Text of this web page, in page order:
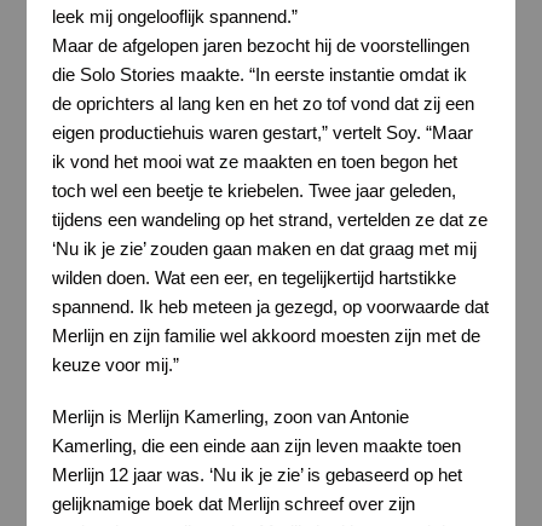
leek mij ongelooflijk spannend.”
Maar de afgelopen jaren bezocht hij de voorstellingen
die Solo Stories maakte. “In eerste instantie omdat ik
de oprichters al lang ken en het zo tof vond dat zij een
eigen productiehuis waren gestart,” vertelt Soy. “Maar
ik vond het mooi wat ze maakten en toen begon het
toch wel een beetje te kriebelen. Twee jaar geleden,
tijdens een wandeling op het strand, vertelden ze dat ze
‘Nu ik je zie’ zouden gaan maken en dat graag met mij
wilden doen. Wat een eer, en tegelijkertijd hartstikke
spannend. Ik heb meteen ja gezegd, op voorwaarde dat
Merlijn en zijn familie wel akkoord moesten zijn met de
keuze voor mij.”
Merlijn is Merlijn Kamerling, zoon van Antonie
Kamerling, die een einde aan zijn leven maakte toen
Merlijn 12 jaar was. ‘Nu ik je zie’ is gebaseerd op het
gelijknamige boek dat Merlijn schreef over zijn